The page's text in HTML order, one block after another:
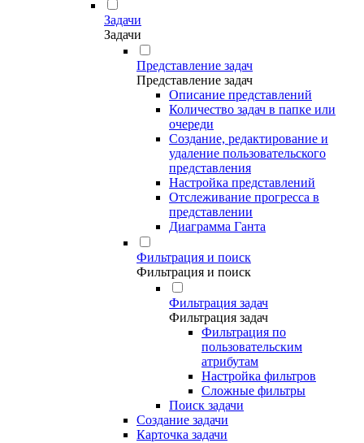
Задачи
Задачи
Представление задач
Представление задач
Описание представлений
Количество задач в папке или
очереди
Создание, редактирование и
удаление пользовательского
представления
Настройка представлений
Отслеживание прогресса в
представлении
Диаграмма Ганта
Фильтрация и поиск
Фильтрация и поиск
Фильтрация задач
Фильтрация задач
Фильтрация по
пользовательским
атрибутам
Настройка фильтров
Сложные фильтры
Поиск задачи
Создание задачи
Карточка задачи